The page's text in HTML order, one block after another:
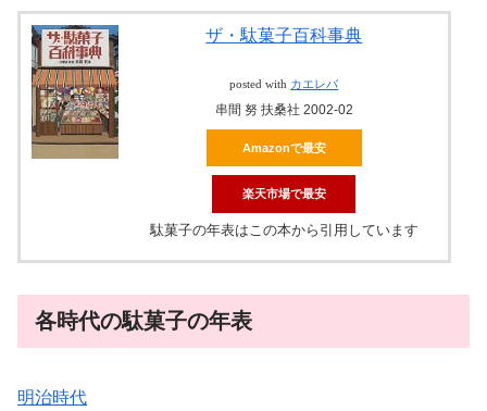
ザ・駄菓子百科事典
posted with カエレバ
串間 努 扶桑社 2002-02
Amazonで最安
楽天市場で最安
駄菓子の年表はこの本から引用しています
各時代の駄菓子の年表
明治時代